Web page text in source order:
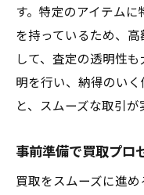
の効率的な進め
買取前準備
書類手続き
プロフェッ
実店舗訪問
す。特定のアイテム
を持っているため、
して、査定の透明性
明を行い、納得のい
と、スムーズな取引が
事前準備で買取プロ
買取をスムーズに進